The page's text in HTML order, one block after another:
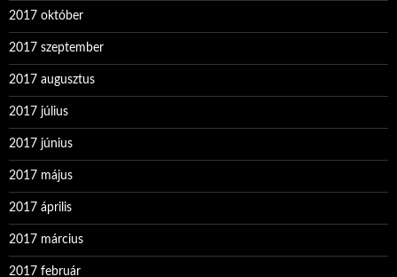
2017 október
2017 szeptember
2017 augusztus
2017 július
2017 június
2017 május
2017 április
2017 március
2017 február